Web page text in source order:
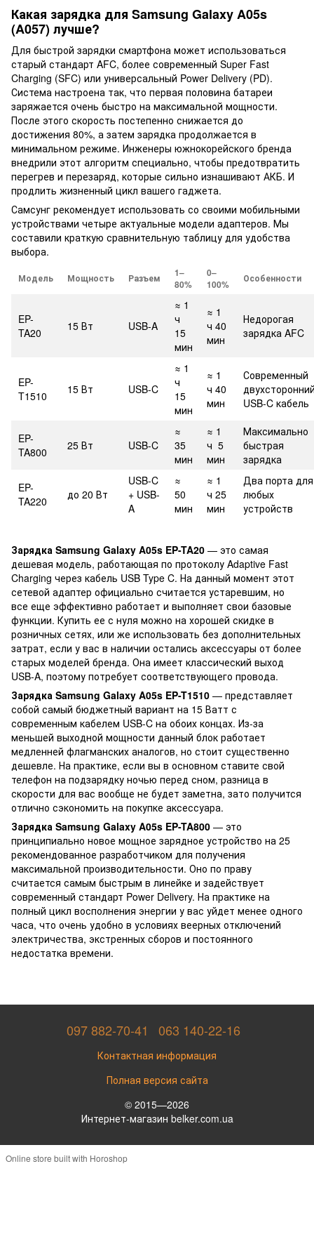
Какая зарядка для Samsung Galaxy A05s
(A057) лучше?
Для быстрой зарядки смартфона может использоваться
старый стандарт AFC, более современный Super Fast
Charging (SFC) или универсальный Power Delivery (PD).
Система настроена так, что первая половина батареи
заряжается очень быстро на максимальной мощности.
После этого скорость постепенно снижается до
достижения 80%, а затем зарядка продолжается в
минимальном режиме. Инженеры южнокорейского бренда
внедрили этот алгоритм специально, чтобы предотвратить
перегрев и перезаряд, которые сильно изнашивают АКБ. И
продлить жизненный цикл вашего гаджета.
Самсунг рекомендует использовать со своими мобильными
устройствами четыре актуальные модели адаптеров. Мы
составили краткую сравнительную таблицу для удобства
выбора.
Модель Мощность Разъем
1–
80%
0–
100%
Особенности
EP-
TA20
15 Вт USB-A
≈ 1
ч
15
мин
≈ 1
ч 40
мин
Недорогая
зарядка AFC
EP-
T1510
15 Вт USB-C
≈ 1
ч
15
мин
≈ 1
ч 40
мин
Современный
USB-C кабель
EP-
TA800
25 Вт USB-C
≈
35
мин
≈ 1
ч 5
мин
Максимально
быстрая
зарядка
EP-
TA220
до 20 Вт
USB-C
+ USB-
A
≈
50
мин
≈ 1
ч 25
мин
Два порта для
любых
устройств
Зарядка Samsung Galaxy A05s EP-TA20 — это самая
дешевая модель, работающая по протоколу Adaptive Fast
Charging через кабель USB Type C. На данный момент этот
сетевой адаптер официально считается устаревшим, но
все еще эффективно работает и выполняет свои базовые
функции. Купить ее с нуля можно на хорошей скидке в
розничных сетях, или же использовать без дополнительных
затрат, если у вас в наличии остались аксессуары от более
старых моделей бренда. Она имеет классический выход
USB-A, поэтому потребует соответствующего провода.
Зарядка Samsung Galaxy A05s EP-T1510 — представляет
собой самый бюджетный вариант на 15 Ватт с
современным кабелем USB-C на обоих концах. Из-за
меньшей выходной мощности данный блок работает
медленней флагманских аналогов, но стоит существенно
дешевле. На практике, если вы в основном ставите свой
телефон на подзарядку ночью перед сном, разница в
скорости для вас вообще не будет заметна, зато получится
отлично сэкономить на покупке аксессуара.
Зарядка Samsung Galaxy A05s EP-TA800 — это
принципиально новое мощное зарядное устройство на 25
рекомендованное разработчиком для получения
максимальной производительности. Оно по праву
считается самым быстрым в линейке и задействует
современный стандарт Power Delivery. На практике на
полный цикл восполнения энергии у вас уйдет менее одного
часа, что очень удобно в условиях веерных отключений
электричества, экстренных сборов и постоянного
недостатка времени.
097 882-70-41 063 140-22-16
Контактная информация
Полная версия сайта
© 2015—2026
Интернет-магазин belker.com.ua
Online store built with Horoshop